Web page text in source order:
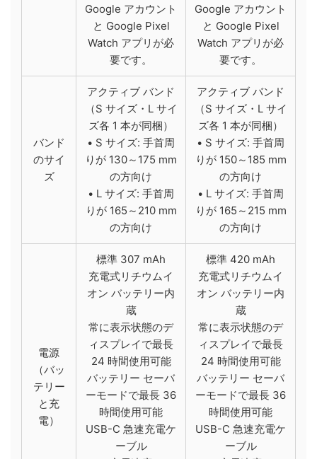
Google アカウント
と Google Pixel
Watch アプリが必
要です。
Google アカウント
と Google Pixel
Watch アプリが必
要です。
バンド
の​サイ
ズ
アクティブ バンド
（S サイズ・L サイ
ズ各 1 本が同梱）
• S サイズ: 手首周
りが 130～175 mm
の方向け
• L サイズ: 手首周
りが 165～210 mm
の方向け
アクティブ バンド
（S サイズ・L サイ
ズ各 1 本が同梱）
• S サイズ: 手首周
りが 150～185 mm
の方向け
• L サイズ: 手首周
りが 165～215 mm
の方向け
電源​​
（バッ
テリー
と​充
電）​
標準 307 mAh
充電式リチウムイ
オン バッテリー内
蔵
常に表示状態のデ
ィスプレイで最長
24 時間使用可能
バッテリー セーバ
ーモードで最長 36
時間使用可能
USB-C 急速充電ケ
ーブル
標準 420 mAh
充電式リチウムイ
オン バッテリー内
蔵
常に表示状態のデ
ィスプレイで最長
24 時間使用可能
バッテリー セーバ
ーモードで最長 36
時間使用可能
USB-C 急速充電ケ
ーブル